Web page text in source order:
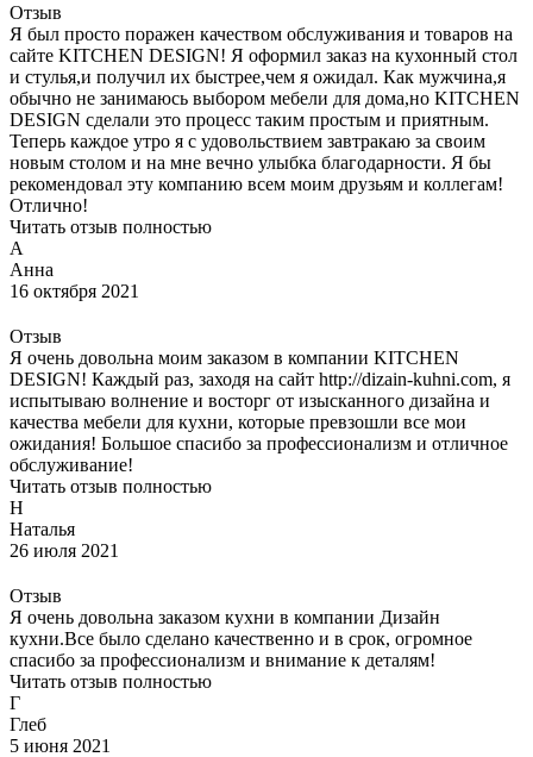
Отзыв
Я был просто поражен качеством обслуживания и товаров на
сайте KITCHEN DESIGN! Я оформил заказ на кухонный стол
и стулья,и получил их быстрее,чем я ожидал. Как мужчина,я
обычно не занимаюсь выбором мебели для дома,но KITCHEN
DESIGN сделали это процесс таким простым и приятным.
Теперь каждое утро я с удовольствием завтракаю за своим
новым столом и на мне вечно улыбка благодарности. Я бы
рекомендовал эту компанию всем моим друзьям и коллегам!
Отлично!
Читать отзыв полностью
А
Анна
16 октября 2021
Отзыв
Я очень довольна моим заказом в компании KITCHEN
DESIGN! Каждый раз, заходя на сайт http://dizain-kuhni.com, я
испытываю волнение и восторг от изысканного дизайна и
качества мебели для кухни, которые превзошли все мои
ожидания! Большое спасибо за профессионализм и отличное
обслуживание!
Читать отзыв полностью
Н
Наталья
26 июля 2021
Отзыв
Я очень довольна заказом кухни в компании Дизайн
кухни.Все было сделано качественно и в срок, огромное
спасибо за профессионализм и внимание к деталям!
Читать отзыв полностью
Г
Глеб
5 июня 2021